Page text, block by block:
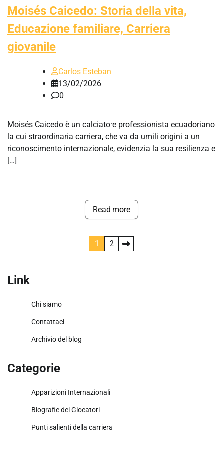
Moisés Caicedo: Storia della vita,
Educazione familiare, Carriera
giovanile
Carlos Esteban
13/02/2026
0
Moisés Caicedo è un calciatore professionista ecuadoriano
la cui straordinaria carriera, che va da umili origini a un
riconoscimento internazionale, evidenzia la sua resilienza e
[…]
Read more
1 2
Link
Chi siamo
Contattaci
Archivio del blog
Categorie
Apparizioni Internazionali
Biografie dei Giocatori
Punti salienti della carriera